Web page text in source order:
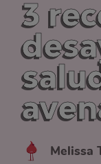
3
Melissa